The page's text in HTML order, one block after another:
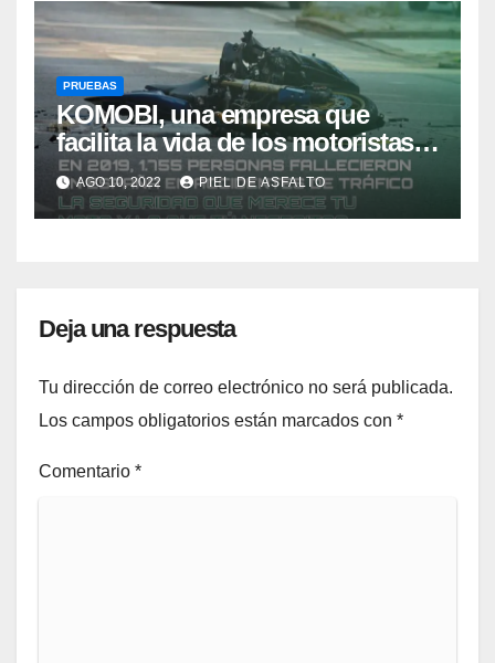
PRUEBAS
KOMOBI, una empresa que
facilita la vida de los motoristas
en carretera
AGO 10, 2022 PIEL DE ASFALTO
Deja una respuesta
Tu dirección de correo electrónico no será publicada.
Los campos obligatorios están marcados con *
Comentario *